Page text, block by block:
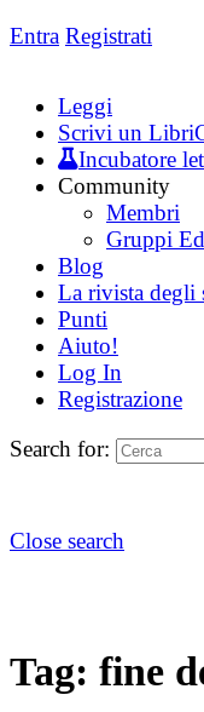
Entra Registrati
Leggi
Scrivi un
Incubatore
Community
Membri
Gruppi
Blog
La rivista degli
Punti
Aiuto!
Log In
Registrazione
Search for:
Close search
Tag: fine